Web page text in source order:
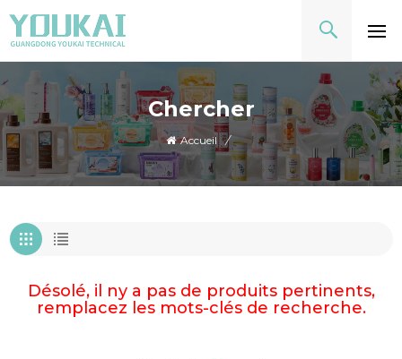
Chercher
Accueil /
Désolé, il ny a pas de produits pertinents,
remplacez les mots-clés de recherche.